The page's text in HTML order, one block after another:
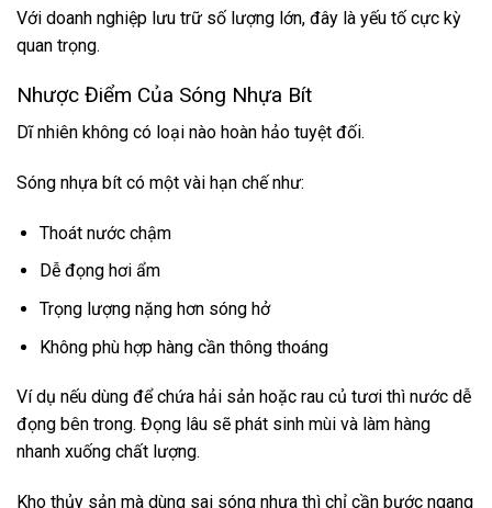
Với doanh nghiệp lưu trữ số lượng lớn, đây là yếu tố cực kỳ
quan trọng.
Nhược Điểm Của Sóng Nhựa Bít
Dĩ nhiên không có loại nào hoàn hảo tuyệt đối.
Sóng nhựa bít có một vài hạn chế như:
Thoát nước chậm
Dễ đọng hơi ẩm
Trọng lượng nặng hơn sóng hở
Không phù hợp hàng cần thông thoáng
Ví dụ nếu dùng để chứa hải sản hoặc rau củ tươi thì nước dễ
đọng bên trong. Đọng lâu sẽ phát sinh mùi và làm hàng
nhanh xuống chất lượng.
Kho thủy sản mà dùng sai sóng nhựa thì chỉ cần bước ngang